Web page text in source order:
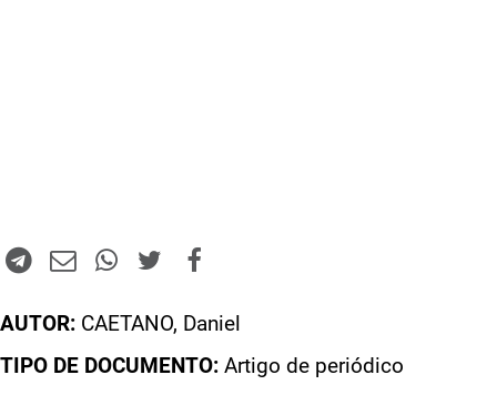
AUTOR: CAETANO, Daniel
TIPO DE DOCUMENTO: Artigo de periódico